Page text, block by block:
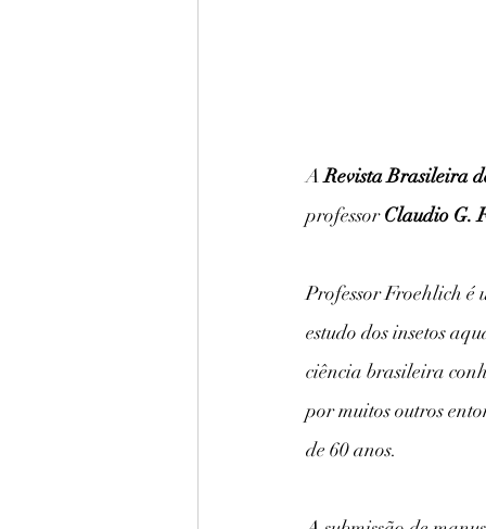
A Revista Brasileira
professor Claudio G.
Professor Froehlich é
estudo dos insetos
ciência brasileira
por muitos outros
de 60 anos.